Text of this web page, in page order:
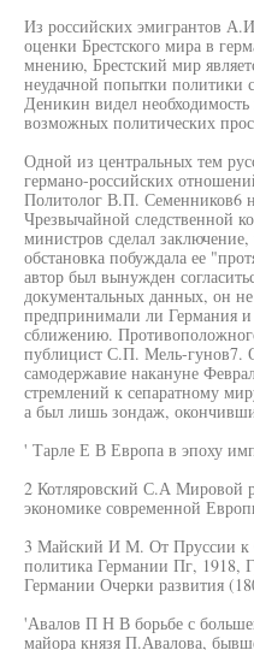
Из российских эмигрантов
оценки Брестского мира в
мнению, Брестский мир
неудачной попытки политики
Деникин видел необходимость
возможных политических
Одной из центральных тем
германо-российских
Политолог В.П. Семенников6
Чрезвычайной следственной
министров сделал
обстановка побуждала ее
автор был вынужден
документальных данных, он
предпринимали ли Германия
сближению.
публицист С.П. Мель-гунов7.
самодержавие накануне
стремлений к сепаратному
а был лишь зондаж,
' Тарле Е В Европа в эпоху
2 Котляровский С.А Мировой
экономике современной
3 Майский И М. От Пруссии к
политика Германии Пг, 1918,
Германии Очерки развития
'Авалов П Н В борьбе с
майора князя П.Авалова,